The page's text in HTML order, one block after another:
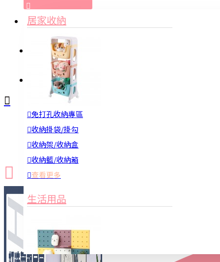
居家收納
免打孔收納專區
收納掛袋/掛勾
收納架/收納盒
收納籃/收納箱
查看更多
生活用品
登入
新品上市